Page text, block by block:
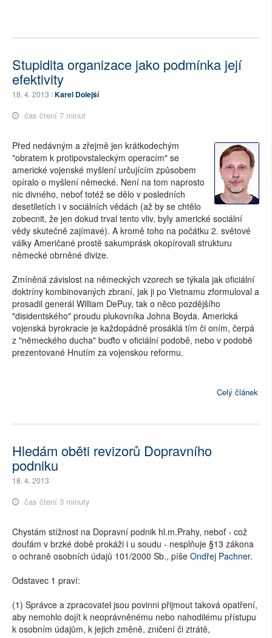
Stupidita organizace jako podmínka její
efektivity
18. 4. 2013 /Karel Dolejší
čas čtení 7 minut
Před nedávným a zřejmě jen krátkodechým
"obratem k protipovstaleckým operacím" se
americké vojenské myšlení určujícím způsobem
opíralo o myšlení německé. Není na tom naprosto
nic divného, neboť totéž se dělo v posledních
desetiletích i v sociálních vědách (až by se chtělo
zobecnit, že jen dokud trval tento vliv, byly americké sociální
vědy skutečně zajímavé). A kromě toho na počátku 2. světové
války Američané prostě sakumprásk okopírovali strukturu
německé obrněné divize.
Zmíněná závislost na německých vzorech se týkala jak oficiální
doktríny kombinovaných zbraní, jak ji po Vietnamu zformuloval a
prosadil generál William DePuy, tak o něco pozdějšího
"disidentského" proudu plukovníka Johna Boyda. Americká
vojenská byrokracie je každopádně prosáklá tím či oním, čerpá
z "německého ducha" buďto v oficiální podobě, nebo v podobě
prezentované Hnutím za vojenskou reformu.
Celý článek
Hledám oběti revizorů Dopravního
podniku
18. 4. 2013
čas čtení 3 minuty
Chystám stížnost na Dopravní podnik hl.m.Prahy, neboť - což
doufám v brzké době prokáži i u soudu - nesplňuje §13 zákona
o ochraně osobních údajů 101/2000 Sb., píše Ondřej Pachner.
Odstavec 1 praví:
(1) Správce a zpracovatel jsou povinni přijmout taková opatření,
aby nemohlo dojít k neoprávněnému nebo nahodilému přístupu
k osobním údajům, k jejich změně, zničení či ztrátě,